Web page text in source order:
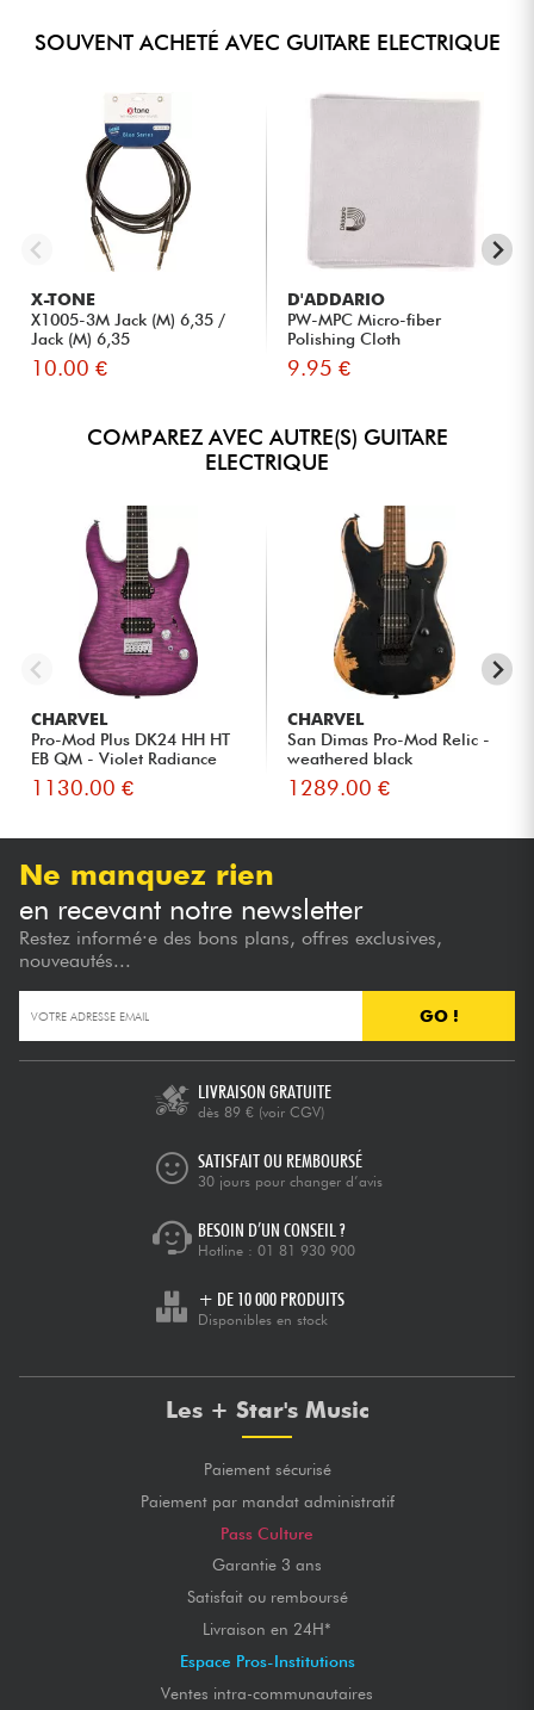
SOUVENT ACHETÉ AVEC GUITARE ELECTRIQUE
X-TONE
X1005-3M Jack (M) 6,35 /
Jack (M) 6,35
10.00 €
D'ADDARIO
PW-MPC Micro-fiber
Polishing Cloth
9.95 €
COMPAREZ AVEC AUTRE(S) GUITARE
ELECTRIQUE
CHARVEL
Pro-Mod Plus DK24 HH HT
EB QM - Violet Radiance
1130.00 €
CHARVEL
San Dimas Pro-Mod Relic -
weathered black
1289.00 €
Ne manquez rien
en recevant notre newsletter
Restez informé·e des bons plans, offres exclusives,
nouveautés...
GO !
LIVRAISON GRATUITE
dès 89 € (voir CGV)
SATISFAIT OU REMBOURSÉ
30 jours pour changer d’avis
BESOIN D’UN CONSEIL ?
Hotline : 01 81 930 900
+ DE 10 000 PRODUITS
Disponibles en stock
Les + Star's Music
Paiement sécurisé
Paiement par mandat administratif
Pass Culture
Garantie 3 ans
Satisfait ou remboursé
Livraison en 24H*
Espace Pros-Institutions
Ventes intra-communautaires